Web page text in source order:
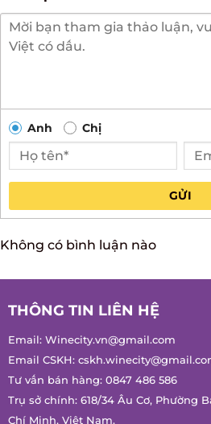
Anh Chị
GỬI
Không có bình luận nào
THÔNG TIN LIÊN HỆ
Email: Winecity.vn@gmail.com
Email CSKH:
Tư vấn bán hàng: 0847 486 586
Trụ sở chính: 618/34 Âu Cơ, Phường
Chí Minh, Việt Nam.